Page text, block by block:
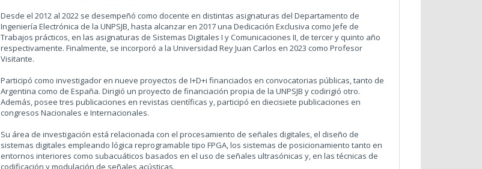
Desde el 2012 al 2022 se desempeñó como docente en distintas asignaturas del Departamento de
Ingeniería Electrónica de la UNPSJB, hasta alcanzar en 2017 una Dedicación Exclusiva como Jefe de
Trabajos prácticos, en las asignaturas de Sistemas Digitales I y Comunicaciones II, de tercer y quinto año
respectivamente. Finalmente, se incorporó a la Universidad Rey Juan Carlos en 2023 como Profesor
Visitante.
Participó como investigador en nueve proyectos de I+D+i financiados en convocatorias públicas, tanto de
Argentina como de España. Dirigió un proyecto de financiación propia de la UNPSJB y codirigió otro.
Además, posee tres publicaciones en revistas científicas y, participó en diecisiete publicaciones en
congresos Nacionales e Internacionales.
Su área de investigación está relacionada con el procesamiento de señales digitales, el diseño de
sistemas digitales empleando lógica reprogramable tipo FPGA, los sistemas de posicionamiento tanto en
entornos interiores como subacuáticos basados en el uso de señales ultrasónicas y, en las técnicas de
codificación y modulación de señales acústicas.